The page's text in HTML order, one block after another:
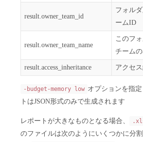
result.owner_team_id
フォル
ームID
result.owner_team_name
このフ
チーム
result.access_inheritance アクセ
-budget-memory low オプションを指
トはJSON形式のみで生成されます
レポートが大きなものとなる場合、
のファイルは次のようにいくつかに分